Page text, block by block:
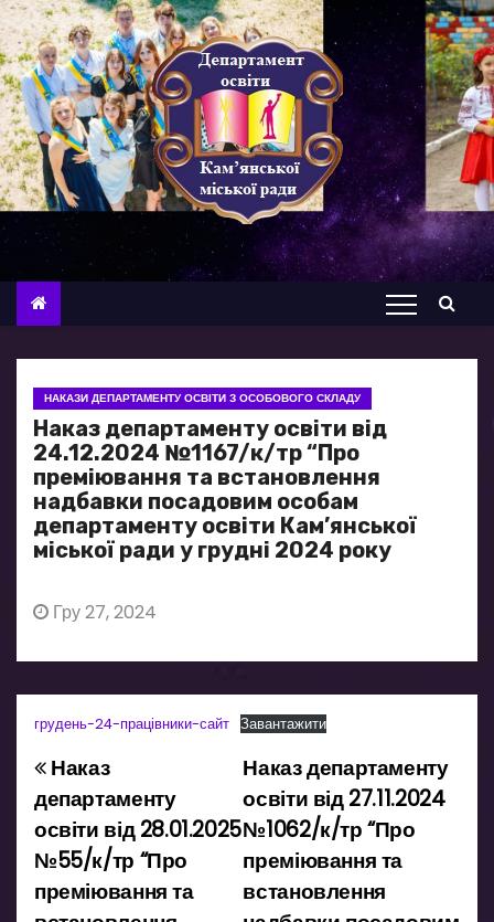
П
е
р
е
й
т
и
д
НАКАЗИ ДЕПАРТАМЕНТУ ОСВІТИ З ОСОБОВОГО СКЛАДУ
Наказ департаменту освіти від
24.12.2024 №1167/к/тр “Про
преміювання та встановлення
надбавки посадовим особам
департаменту освіти Кам’янської
міської ради у грудні 2024 року
Гру 27, 2024
грудень-24-працівники-сайт Завантажити
Н
а
в
Наказ департаменту
освіти від 27.11.2024
№1062/к/тр “Про
преміювання та
встановлення
Наказ
департаменту
освіти від 28.01.2025
№55/к/тр “Про
преміювання та